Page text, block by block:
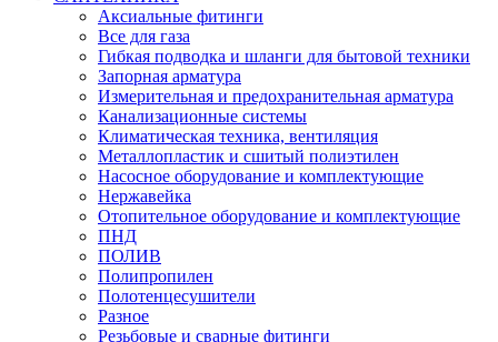
Аксиальные фитинги
Все для газа
Гибкая подводка и шланги для бытовой техники
Запорная арматура
Измерительная и предохранительная арматура
Канализационные системы
Климатическая техника, вентиляция
Металлопластик и сшитый полиэтилен
Насосное оборудование и комплектующие
Нержавейка
Отопительное оборудование и комплектующие
ПНД
ПОЛИВ
Полипропилен
Полотенцесушители
Разное
Резьбовые и сварные фитинги